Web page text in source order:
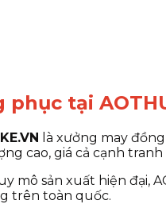
tại
là xưởng may
cao, giá cả cạnh
mô sản xuất hiện đại,
trên toàn quốc.